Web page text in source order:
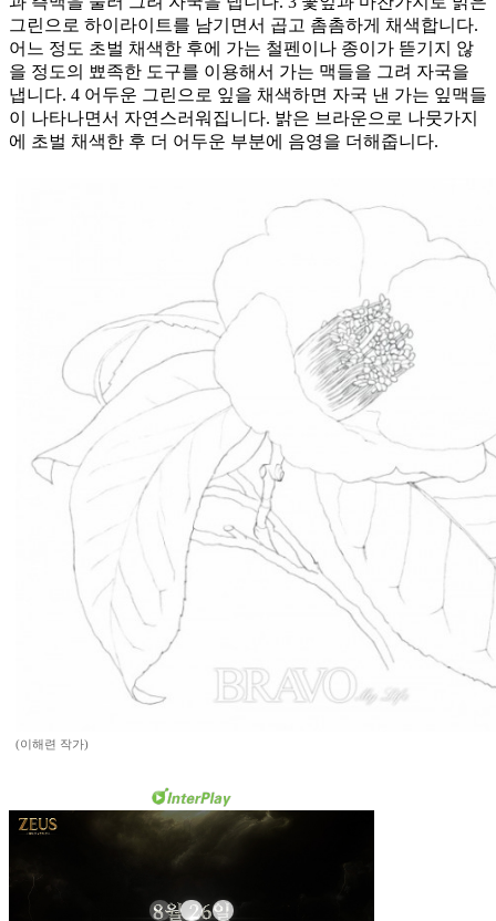
그린으로 하이라이트를 남기면서 곱고 촘촘하게 채색합니다.
어느 정도 초벌 채색한 후에 가는 철펜이나 종이가 뜯기지 않
을 정도의 뾰족한 도구를 이용해서 가는 맥들을 그려 자국을
냅니다. 4 어두운 그린으로 잎을 채색하면 자국 낸 가는 잎맥들
이 나타나면서 자연스러워집니다. 밝은 브라운으로 나뭇가지
에 초벌 채색한 후 더 어두운 부분에 음영을 더해줍니다.
(이해련 작가)